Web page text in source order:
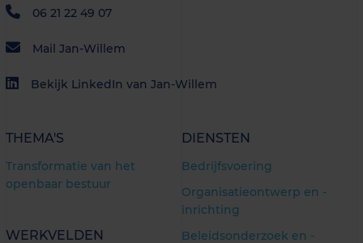
06 21 22 49 07
Mail Jan-Willem
Bekijk LinkedIn van Jan-Willem
THEMA'S
Transformatie van het
openbaar bestuur
WERKVELDEN
DIENSTEN
Bedrijfsvoering
Organisatieontwerp en -
inrichting
Beleidsonderzoek en -